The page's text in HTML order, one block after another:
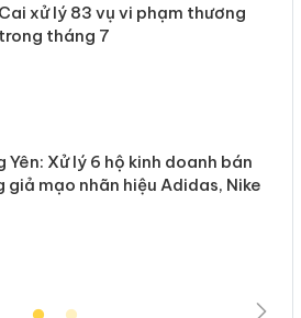
xử lý 83 vụ vi phạm thương
tháng 7
Yên: Xử lý 6 hộ kinh doanh bán
giả mạo nhãn hiệu Adidas, Nike